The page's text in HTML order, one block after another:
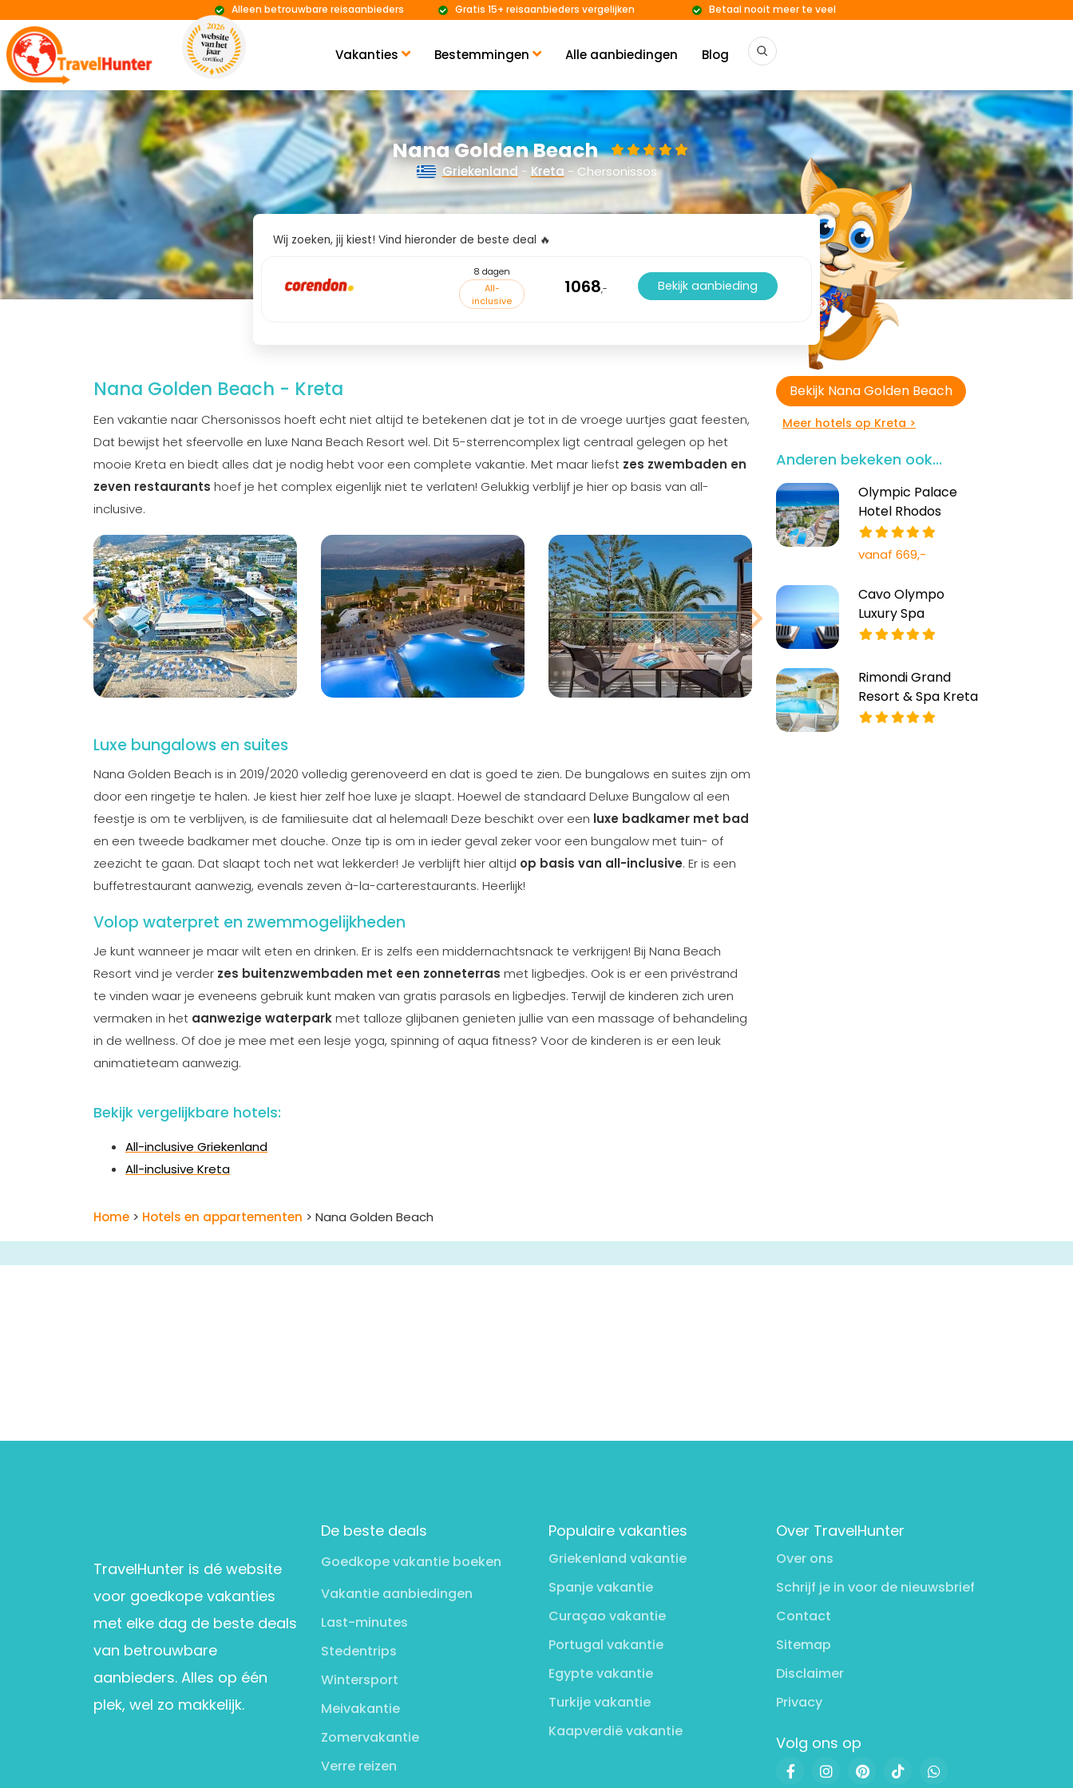
Vakanties Bestemmingen Alle aanbiedingen Blog
Alleen betrouwbare reisaanbieders Gratis 15+ reisaanbieders vergelijken Betaal nooit meer te veel
Nana Golden Beach
Griekenland - Kreta - Chersonissos
Wij zoeken, jij kiest! Vind hieronder de beste deal 🔥
8 dagen
All-
inclusive
1068,- Bekijk aanbieding
Nana Golden Beach - Kreta
Een vakantie naar Chersonissos hoeft echt niet altijd te betekenen dat je tot in de vroege uurtjes gaat feesten,
Dat bewijst het sfeervolle en luxe Nana Beach Resort wel. Dit 5-sterrencomplex ligt centraal gelegen op het
mooie Kreta en biedt alles dat je nodig hebt voor een complete vakantie. Met maar liefst zes zwembaden en
zeven restaurants hoef je het complex eigenlijk niet te verlaten! Gelukkig verblijf je hier op basis van all-
inclusive.
Luxe bungalows en suites
Nana Golden Beach is in 2019/2020 volledig gerenoveerd en dat is goed te zien. De bungalows en suites zijn om
door een ringetje te halen. Je kiest hier zelf hoe luxe je slaapt. Hoewel de standaard Deluxe Bungalow al een
feestje is om te verblijven, is de familiesuite dat al helemaal! Deze beschikt over een luxe badkamer met bad
en een tweede badkamer met douche. Onze tip is om in ieder geval zeker voor een bungalow met tuin- of
zeezicht te gaan. Dat slaapt toch net wat lekkerder! Je verblijft hier altijd op basis van all-inclusive. Er is een
buffetrestaurant aanwezig, evenals zeven à-la-carterestaurants. Heerlijk!
Volop waterpret en zwemmogelijkheden
Je kunt wanneer je maar wilt eten en drinken. Er is zelfs een middernachtsnack te verkrijgen! Bij Nana Beach
Resort vind je verder zes buitenzwembaden met een zonneterras met ligbedjes. Ook is er een privéstrand
te vinden waar je eveneens gebruik kunt maken van gratis parasols en ligbedjes. Terwijl de kinderen zich uren
vermaken in het aanwezige waterparkmet talloze glijbanen genieten jullie van een massage of behandeling
in de wellness. Of doe je mee met een lesje yoga, spinning of aqua fitness? Voor de kinderen is er een leuk
animatieteam aanwezig.
Bekijk Nana Golden Beach
Meer hotels op Kreta >
Anderen bekeken ook...
Olympic Palace
Hotel Rhodos
vanaf 669,-
Cavo Olympo
Luxury Spa
Rimondi Grand
Resort & Spa Kreta
Bekijk vergelijkbare hotels:
All-inclusive Griekenland
All-inclusive Kreta
Home > Hotels en appartementen > Nana Golden Beach
TravelHunter is dé website
voor goedkope vakanties
met elke dag de beste deals
van betrouwbare
aanbieders. Alles op één
plek, wel zo makkelijk.
De beste deals
Goedkope vakantie boeken
Vakantie aanbiedingen
Last-minutes
Stedentrips
Wintersport
Meivakantie
Zomervakantie
Verre reizen
Populaire vakanties
Griekenland vakantie
Spanje vakantie
Curaçao vakantie
Portugal vakantie
Egypte vakantie
Turkije vakantie
Kaapverdië vakantie
Over TravelHunter
Over ons
Schrijf je in voor de nieuwsbrief
Contact
Sitemap
Disclaimer
Privacy
Volg ons op